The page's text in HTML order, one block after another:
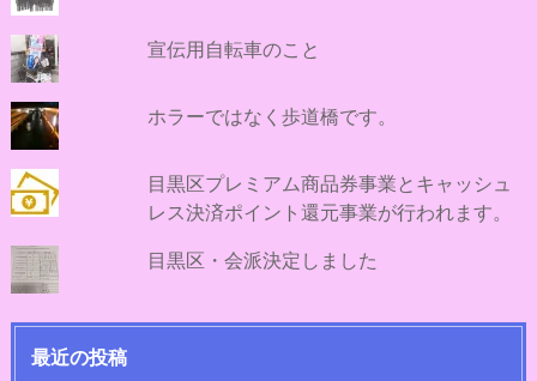
宣伝用自転車のこと
ホラーではなく歩道橋です。
目黒区プレミアム商品券事業とキャッシュ
レス決済ポイント還元事業が行われます。
目黒区・会派決定しました
最近の投稿